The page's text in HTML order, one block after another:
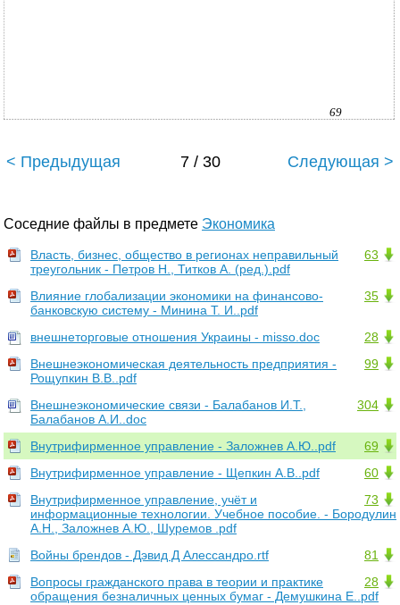
69
< Предыдущая 7 / 30 Следующая >
Соседние файлы в предмете Экономика
63
Власть, бизнес, общество в регионах неправильный
треугольник - Петров Н., Титков А. (ред.).pdf
35
Влияние глобализации экономики на финансово-
банковскую систему - Минина Т. И..pdf
28
внешнеторговые отношения Украины - misso.doc
99
Внешнеэкономическая деятельность предприятия -
Рощупкин В.В..pdf
304
Внешнеэкономические связи - Балабанов И.Т.,
Балабанов А.И..doc
69
Внутрифирменное управление - Заложнев А.Ю..pdf
60
Внутрифирменное управление - Щепкин А.В..pdf
73
Внутрифирменное управление, учёт и
информационные технологии. Учебное пособие. - Бородулин
А.Н., Заложнев А.Ю., Шуремов .pdf
81
Войны брендов - Дэвид Д Алессандро.rtf
28
Вопросы гражданского права в теории и практике
обращения безналичных ценных бумаг - Демушкина Е..pdf